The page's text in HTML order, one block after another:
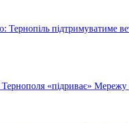
Тернопіль підтримуватиме
«підриває» Мережу